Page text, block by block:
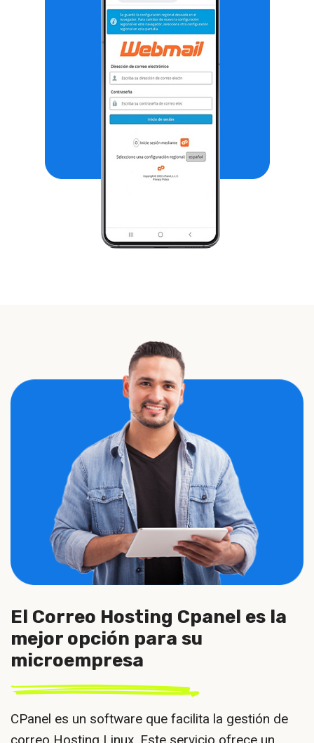
El Correo Hosting Cpanel es la
mejor opción para su
microempresa
CPanel es un software que facilita la gestión de
correo Hosting Linux. Este servicio ofrece un